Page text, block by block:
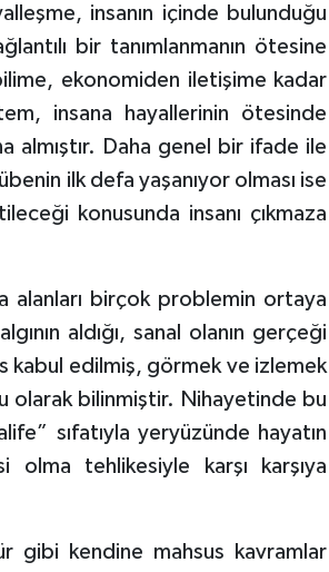
insanın içinde bulunduğu
bir tanımlanmanın ötesine
ekonomiden iletişime kadar
insana hayallerinin ötesinde
almıştır. Daha genel bir ifade ile
ilk defa yaşanıyor olması ise
konusunda insanı çıkmaza
alanları birçok problemin ortaya
aldığı, sanal olanın gerçeği
kabul edilmiş, görmek ve izlemek
olarak bilinmiştir. Nihayetinde bu
sıfatıyla yeryüzünde hayatın
olma tehlikesiyle karşı karşıya
gibi kendine mahsus kavramlar